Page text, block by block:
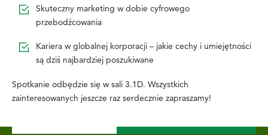
Skuteczny marketing w dobie cyfrowego
przebodźcowania
Kariera w globalnej korporacji – jakie cechy i umiejętności
są dziś najbardziej poszukiwane
Spotkanie odbędzie się w sali 3.1D. Wszystkich
zainteresowanych jeszcze raz serdecznie zapraszamy!